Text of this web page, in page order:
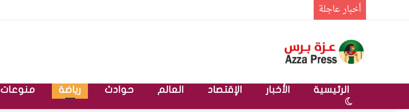
أخبار عاجلة
الرئيسية الأخبار الإقتصاد العالم حوادث رياضة منوعات
الوضع المظلم